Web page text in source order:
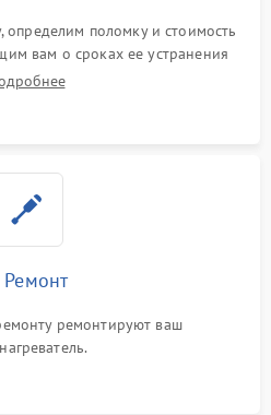
поломку и стоимость
вам о сроках ее устранения
Ремонт
ремонтируют ваш